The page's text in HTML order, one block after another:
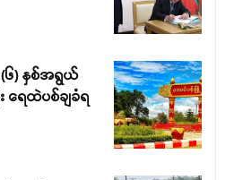
၆) နှစ်အရွယ်
ရေထဲပစ်ချခံရ